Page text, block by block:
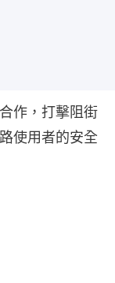
作，打擊阻街
使用者的安全